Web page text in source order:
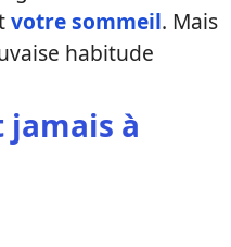
votre sommeil. Mais
habitude
jamais à